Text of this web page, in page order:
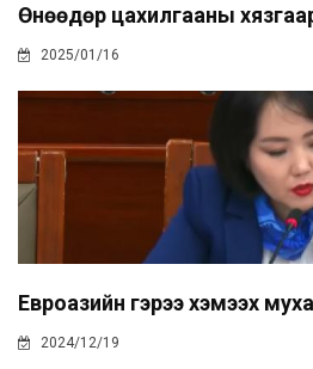
Өнөөдөр цахилгааны
2025/01/16
Евроазийн гэрээ хэмээх
2024/12/19